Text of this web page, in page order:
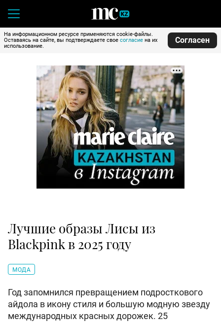
На информационном ресурсе применяются cookie-файлы.
Оставаясь на сайте, вы подтверждаете свое согласие на их
использование.
Согласен
Лучшие образы Лисы из
Blackpink в 2025 году
МОДА
Год запомнился превращением подросткового
айдола в икону стиля и большую модную звезду
международных красных дорожек. 25